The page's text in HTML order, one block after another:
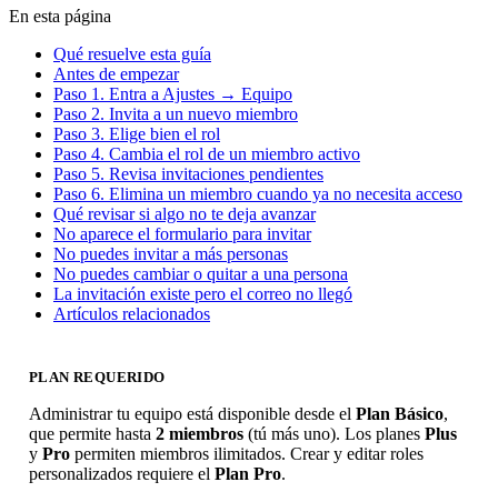
En esta página
Qué resuelve esta guía
Antes de empezar
Paso 1. Entra a Ajustes → Equipo
Paso 2. Invita a un nuevo miembro
Paso 3. Elige bien el rol
Paso 4. Cambia el rol de un miembro activo
Paso 5. Revisa invitaciones pendientes
Paso 6. Elimina un miembro cuando ya no necesita acceso
Qué revisar si algo no te deja avanzar
No aparece el formulario para invitar
No puedes invitar a más personas
No puedes cambiar o quitar a una persona
La invitación existe pero el correo no llegó
Artículos relacionados
PLAN REQUERIDO
Administrar tu equipo está disponible desde el Plan Básico,
que permite hasta 2 miembros (tú más uno). Los planes Plus
y Pro permiten miembros ilimitados. Crear y editar roles
personalizados requiere el Plan Pro.